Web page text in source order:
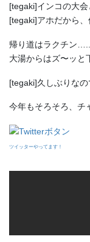
[tegaki]インコの大
[tegaki]アホだから
帰り道はラクチン…..
大湯からはズ〜ッと
[tegaki]久しぶりな
今年もそろそろ、チ
ツイッターやってます！